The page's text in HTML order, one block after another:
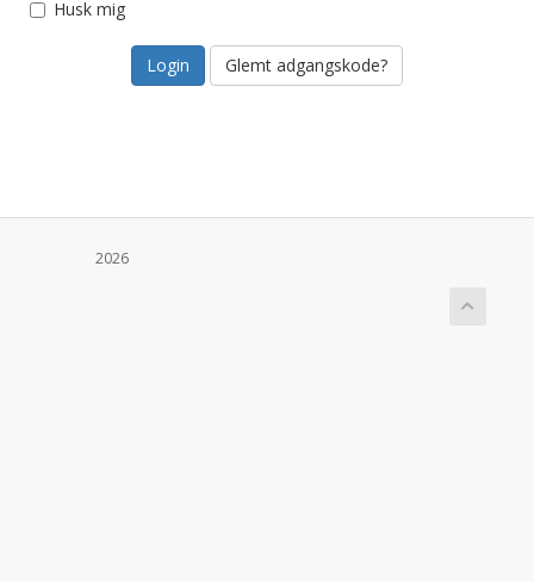
Husk mig
Glemt adgangskode?
2026